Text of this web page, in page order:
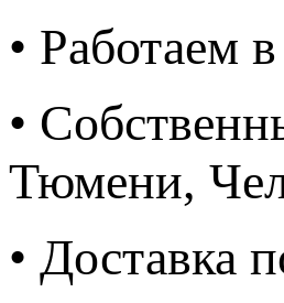
• Работаем
•
Тюмени,
• Доставка